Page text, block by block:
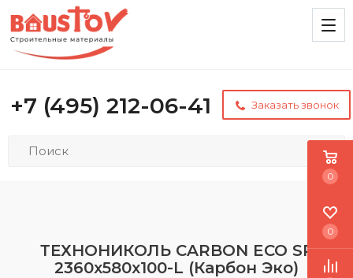
+7 (495) 212-06-41 Заказать звонок
ТЕХНОНИКОЛЬ CARBON ECO SP
2360х580х100-L (Карбон Эко)
0
0